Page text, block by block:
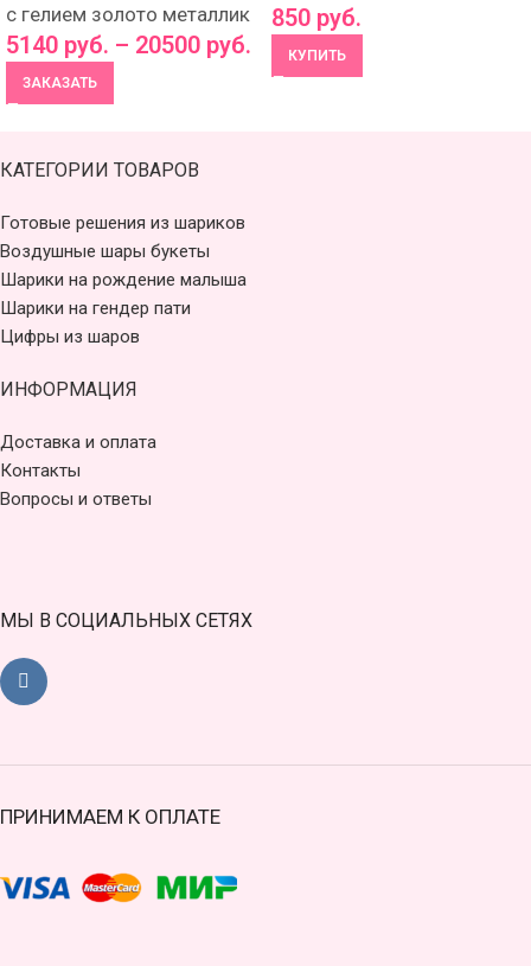
с гелием золото металлик
5140 руб. – 20500 руб.
ЗАКАЗАТЬ
850 руб.
КУПИТЬ
КАТЕГОРИИ ТОВАРОВ
Готовые решения из шариков
Воздушные шары букеты
Шарики на рождение малыша
Шарики на гендер пати
Цифры из шаров
ИНФОРМАЦИЯ
Доставка и оплата
Контакты
Вопросы и ответы
МЫ В СОЦИАЛЬНЫХ СЕТЯХ
ПРИНИМАЕМ К ОПЛАТЕ